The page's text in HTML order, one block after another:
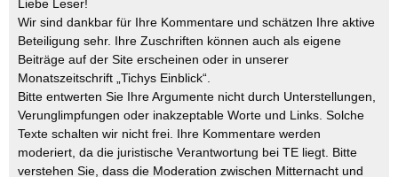
Liebe Leser!
Wir sind dankbar für Ihre Kommentare und schätzen Ihre aktive
Beteiligung sehr. Ihre Zuschriften können auch als eigene
Beiträge auf der Site erscheinen oder in unserer
Monatszeitschrift „Tichys Einblick“.
Bitte entwerten Sie Ihre Argumente nicht durch Unterstellungen,
Verunglimpfungen oder inakzeptable Worte und Links. Solche
Texte schalten wir nicht frei. Ihre Kommentare werden
moderiert, da die juristische Verantwortung bei TE liegt. Bitte
verstehen Sie, dass die Moderation zwischen Mitternacht und